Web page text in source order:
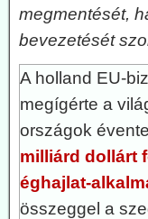
megmentését,
bevezetését
A holland EU-
megígérte a
országok
milliárd dollárt
éghajlat-
összeggel a